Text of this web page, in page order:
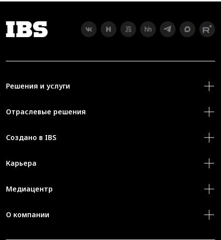
Решения и услуги
Отраслевые решения
Создано в IBS
Карьера
Медиацентр
О компании